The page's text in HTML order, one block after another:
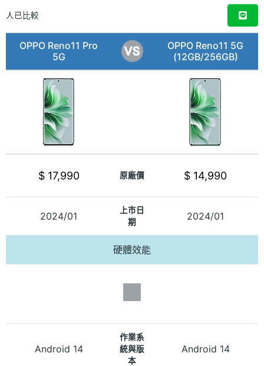
人已比較
OPPO Reno11 Pro
5G
OPPO Reno11 5G
(12GB/256GB)
$ 17,990 原廠價 $ 14,990
2024/01
上市日
期
2024/01
硬體效能
Android 14
作業系
統與版
本
Android 14